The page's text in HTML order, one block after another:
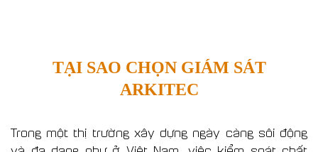
TẠI SAO CHỌN GIÁM SÁT
ARKITEC
Trong một thị trường xây dựng ngày càng sôi động